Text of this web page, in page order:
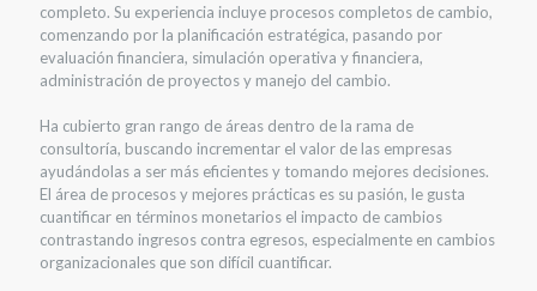
completo. Su experiencia incluye procesos completos de cambio,
comenzando por la planificación estratégica, pasando por
evaluación financiera, simulación operativa y financiera,
administración de proyectos y manejo del cambio.
Ha cubierto gran rango de áreas dentro de la rama de
consultoría, buscando incrementar el valor de las empresas
ayudándolas a ser más eficientes y tomando mejores decisiones.
El área de procesos y mejores prácticas es su pasión, le gusta
cuantificar en términos monetarios el impacto de cambios
contrastando ingresos contra egresos, especialmente en cambios
organizacionales que son difícil cuantificar.